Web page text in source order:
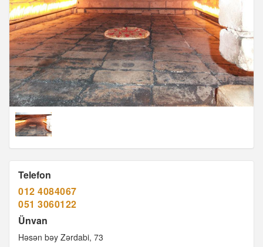
Telefon
012 4084067
051 3060122
Ünvan
Həsən bəy Zərdabi, 73